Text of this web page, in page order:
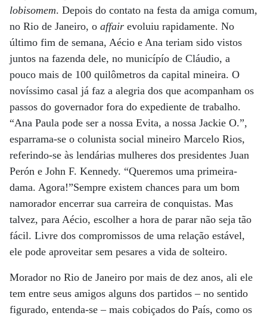
lobisomem. Depois do contato na festa da amiga comum,
no Rio de Janeiro, o affair evoluiu rapidamente. No
último fim de semana, Aécio e Ana teriam sido vistos
juntos na fazenda dele, no municípío de Cláudio, a
pouco mais de 100 quilômetros da capital mineira. O
novíssimo casal já faz a alegria dos que acompanham os
passos do governador fora do expediente de trabalho.
“Ana Paula pode ser a nossa Evita, a nossa Jackie O.”,
esparrama-se o colunista social mineiro Marcelo Rios,
referindo-se às lendárias mulheres dos presidentes Juan
Perón e John F. Kennedy. “Queremos uma primeira-
dama. Agora!”Sempre existem chances para um bom
namorador encerrar sua carreira de conquistas. Mas
talvez, para Aécio, escolher a hora de parar não seja tão
fácil. Livre dos compromissos de uma relação estável,
ele pode aproveitar sem pesares a vida de solteiro.
Morador no Rio de Janeiro por mais de dez anos, ali ele
tem entre seus amigos alguns dos partidos – no sentido
figurado, entenda-se – mais cobiçados do País, como os